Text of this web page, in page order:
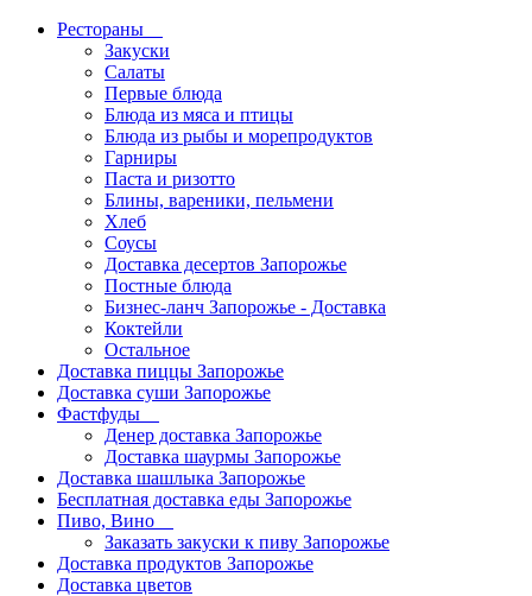
Рестораны
Закуски
Салаты
Первые блюда
Блюда из мяса и птицы
Блюда из рыбы и морепродуктов
Гарниры
Паста и ризотто
Блины, вареники, пельмени
Хлеб
Соусы
Доставка десертов Запорожье
Постные блюда
Бизнес-ланч Запорожье - Доставка
Коктейли
Остальное
Доставка пиццы Запорожье
Доставка суши Запорожье
Фастфуды
Денер доставка Запорожье
Доставка шаурмы Запорожье
Доставка шашлыка Запорожье
Бесплатная доставка еды Запорожье
Пиво, Вино
Заказать закуски к пиву Запорожье
Доставка продуктов Запорожье
Доставка цветов